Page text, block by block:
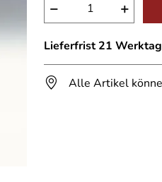
− +
Lieferfrist 21
Alle Artikel